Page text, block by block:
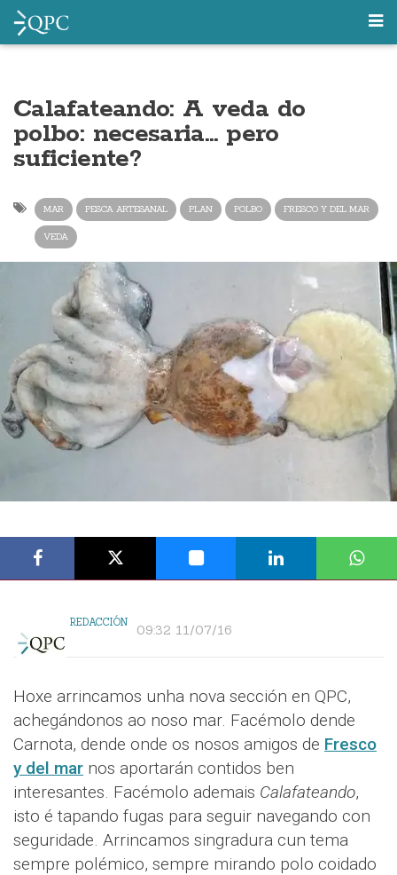
Calafateando: A veda do
polbo: necesaria… pero
suficiente?
MAR PESCA ARTESANAL PLAN POLBO FRESCO Y DEL MAR
VEDA
REDACCIÓN 09:32 11/07/16
Hoxe arrincamos unha nova sección en QPC,
achegándonos ao noso mar. Facémolo dende
Carnota, dende onde os nosos amigos de Fresco
y del mar nos aportarán contidos ben
interesantes. Facémolo ademais Calafateando,
isto é tapando fugas para seguir navegando con
seguridade. Arrincamos singradura cun tema
sempre polémico, sempre mirando polo coidado